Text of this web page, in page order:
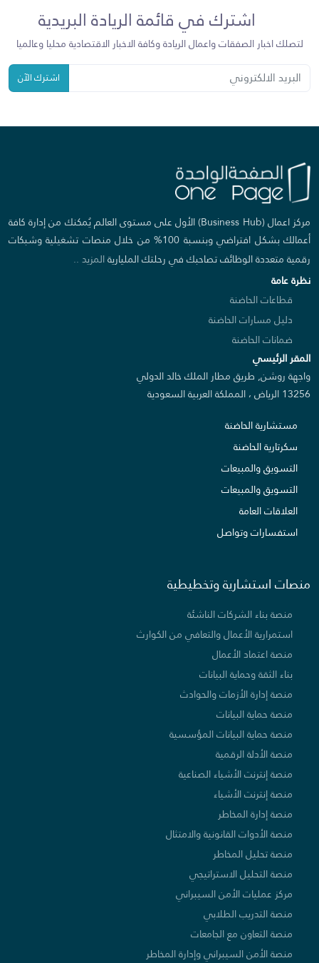
اشترك في قائمة الريادة البريدية
لتصلك اخبار الصفقات واعمال الريادة وكافة الاخبار الاقتصادية محليا وعالميا
اشترك الآن
مركز اعمال (Business Hub) الأول على مستوى العالم يُمكنك من إدارة كافة
أعمالك بشكل افتراضي وبنسبة 100% من خلال منصات تشغيلية وشبكات
رقمية متعددة الوظائف تصاحبك في رحلتك الملياريةالمزيد ..
نظرة عامة
قطاعات الحاضنة
دليل مسارات الحاضنة
ضمانات الحاضنة
المقر الرئيسي
واجهة روشن, طريق مطار الملك خالد الدولي
13256 الرياض ، المملكة العربية السعودية
مستشارية الحاضنة
سكرتارية الحاضنة
التسويق والمبيعات
التسويق والمبيعات
العلاقات العامة
استفسارات وتواصل
منصات استشارية وتخطيطية
منصة بناء الشركات الناشئة
استمرارية الأعمال والتعافي من الكوارث
منصة اعتماد الأعمال
بناء الثقة وحماية البيانات
منصة إدارة الأزمات والحوادث
منصة حماية البيانات
منصة حماية البيانات المؤسسية
منصة الأدلة الرقمية
منصة إنترنت الأشياء الصناعية
منصة إنترنت الأشياء
منصة إدارة المخاطر
منصة الأدوات القانونية والامتثال
منصة تحليل المخاطر
منصة التحليل الاستراتيجي
مركز عمليات الأمن السيبراني
منصة التدريب الطلابي
منصة التعاون مع الجامعات
منصة الأمن السيبراني وإدارة المخاطر